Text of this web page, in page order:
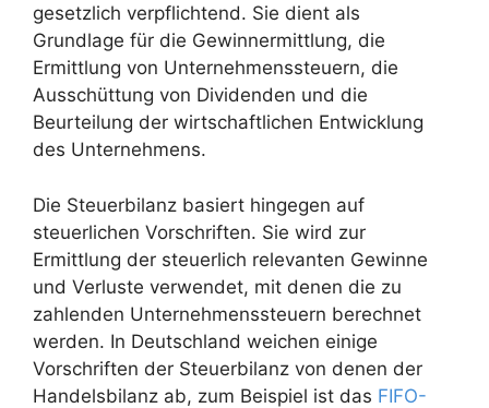
gesetzlich verpflichtend. Sie dient als
Grundlage für die Gewinnermittlung, die
Ermittlung von Unternehmenssteuern, die
Ausschüttung von Dividenden und die
Beurteilung der wirtschaftlichen Entwicklung
des Unternehmens.
Die Steuerbilanz basiert hingegen auf
steuerlichen Vorschriften. Sie wird zur
Ermittlung der steuerlich relevanten Gewinne
und Verluste verwendet, mit denen die zu
zahlenden Unternehmenssteuern berechnet
werden. In Deutschland weichen einige
Vorschriften der Steuerbilanz von denen der
Handelsbilanz ab, zum Beispiel ist das FIFO-